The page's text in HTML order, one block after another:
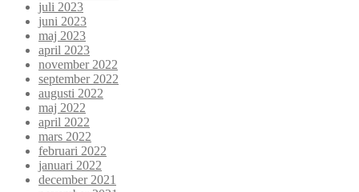
juli 2023
juni 2023
maj 2023
april 2023
november 2022
september 2022
augusti 2022
maj 2022
april 2022
mars 2022
februari 2022
januari 2022
december 2021